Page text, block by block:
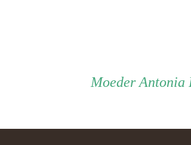
Persoon
ouder
Moeder Moeder
Antonia